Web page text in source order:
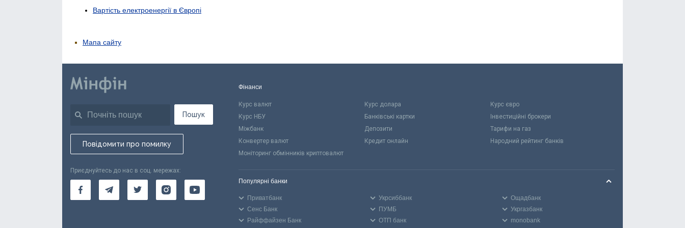
Вартість електроенергії в Європі
Мапа сайту
Пошук
Повідомити про помилку
Приєднуйтесь до нас в соц. мережах:
Фінанси
Курс валют Курс долара
Курс євро
Курс НБУ
Банківські картки
Інвестиційні брокери
Міжбанк
Депозити
Тарифи на газ
Конвертер валют
Кредит онлайн
Народний рейтинг банків
Моніторинг обмінників криптовалют
Популярні банки
Приватбанк Укрсиббанк
Ощадбанк
Сенс Банк
ПУМБ
Укргазбанк
Райффайзен Банк
ОТП банк monobank